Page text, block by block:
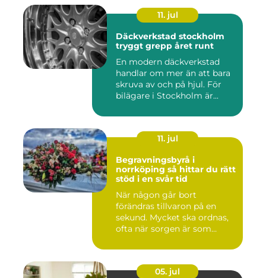
11. jul
Däckverkstad stockholm
tryggt grepp året runt
En modern däckverkstad
handlar om mer än att bara
skruva av och på hjul. För
bilägare i Stockholm är...
11. jul
Begravningsbyrå i
norrköping så hittar du rätt
stöd i en svår tid
När någon går bort
förändras tillvaron på en
sekund. Mycket ska ordnas,
ofta när sorgen är som
05. jul